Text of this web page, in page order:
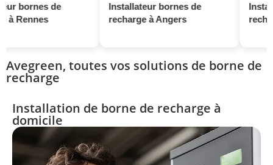
de
Installateur bornes de
recharge à Angers
Installateur
recharge à
Avegreen, toutes vos solutions de borne de
recharge
Installation de borne de recharge à
domicile